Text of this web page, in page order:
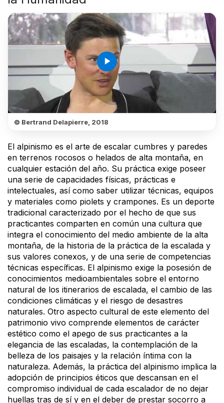
play_arrow
© Bertrand Delapierre, 2018
El alpinismo es el arte de escalar cumbres y paredes
en terrenos rocosos o helados de alta montaña, en
cualquier estación del año. Su práctica exige poseer
una serie de capacidades físicas, prácticas e
intelectuales, así como saber utilizar técnicas, equipos
y materiales como piolets y crampones. Es un deporte
tradicional caracterizado por el hecho de que sus
practicantes comparten en común una cultura que
integra el conocimiento del medio ambiente de la alta
montaña, de la historia de la práctica de la escalada y
sus valores conexos, y de una serie de competencias
técnicas específicas. El alpinismo exige la posesión de
conocimientos medioambientales sobre el entorno
natural de los itinerarios de escalada, el cambio de las
condiciones climáticas y el riesgo de desastres
naturales. Otro aspecto cultural de este elemento del
patrimonio vivo comprende elementos de carácter
estético como el apego de sus practicantes a la
elegancia de las escaladas, la contemplación de la
belleza de los paisajes y la relación íntima con la
naturaleza. Además, la práctica del alpinismo implica la
adopción de principios éticos que descansan en el
compromiso individual de cada escalador de no dejar
huellas tras de sí y en el deber de prestar socorro a